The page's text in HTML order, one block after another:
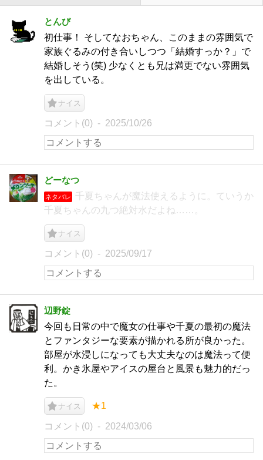
とんび
初仕事！ そしてなおちゃん、このままの雰囲気で
家族ぐるみの付き合いしつつ「結婚すっか？」で
結婚しそう(笑) 少なくとも兄は満更でない雰囲気
を出している。
ナイス
コメント(0) 2025/10/26
どーなつ
ネタバレ
千夏ちゃんが魔法使えるように。ていうか
千夏ちゃんの九つ絶対水だよね……。
ナイス
コメント(0) 2025/09/17
辺野錠
今回も日常の中で魔女の仕事や千夏の最初の魔法
とファンタジーな要素が描かれる所が良かった。
部屋が水浸しになっても大丈夫なのは魔法って便
利。かき氷屋やアイスの屋台と風景も魅力的だっ
た。
ナイス ★1
コメント(0) 2024/03/06